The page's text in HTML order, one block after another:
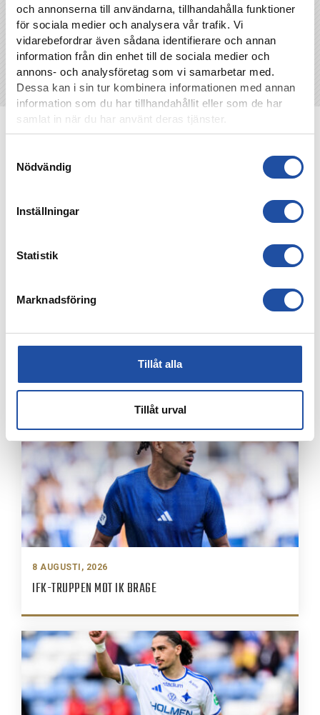
och annonserna till användarna, tillhandahålla funktioner
för sociala medier och analysera vår trafik. Vi
vidarebefordrar även sådana identifierare och annan
information från din enhet till de sociala medier och
annons- och analysföretag som vi samarbetar med.
Dessa kan i sin tur kombinera informationen med annan
information som du har tillhandahållit eller som de har
samlat in när du har använt deras tjänster.
Nödvändig
Inställningar
Statistik
Marknadsföring
Tillåt alla
Tillåt urval
NYHETER
NOELS STORA SHOW I 3-0-SEGERN – “OTROLIG KÄNSLA
8 AUGUSTI, 2026
IFK-TRUPPEN MOT IK BRAGE